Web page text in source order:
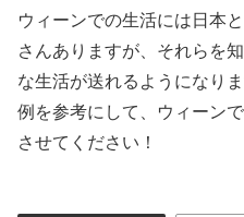
ウィーンでの生活には日本
さんありますが、それらを
な生活が送れるようになり
例を参考にして、ウィーン
させてください！